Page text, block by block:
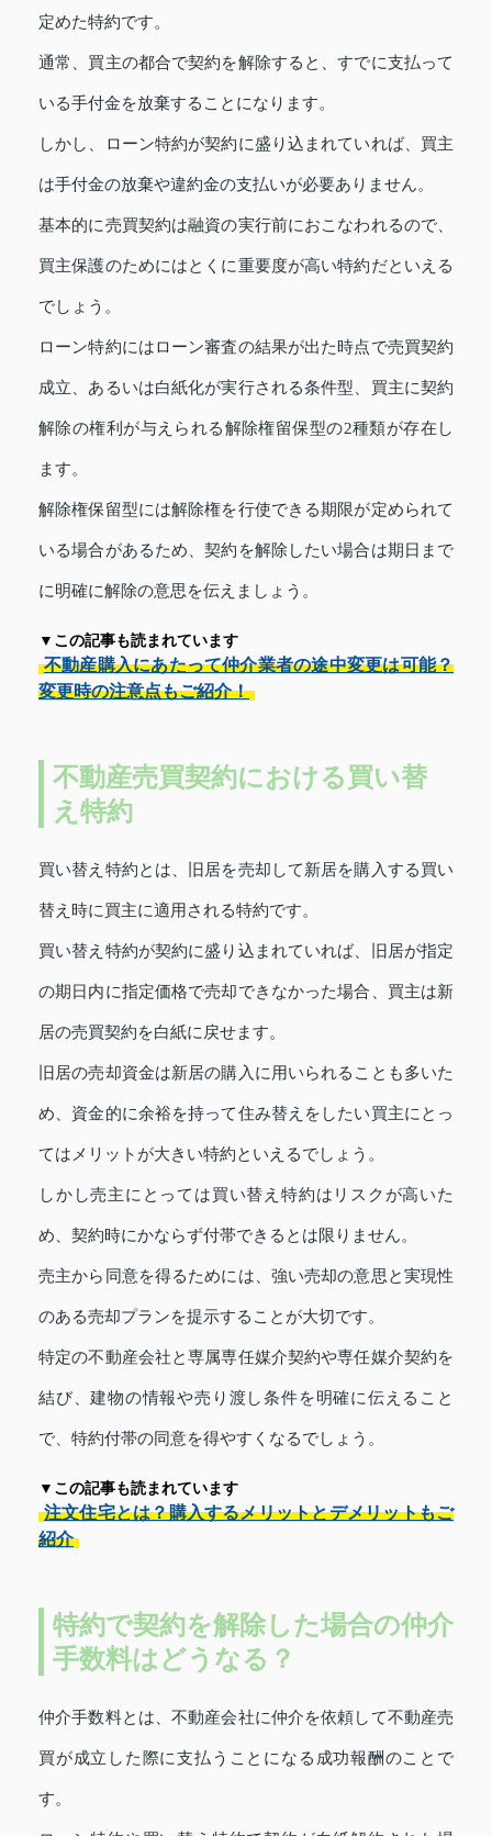
定めた特約です。
通常、買主の都合で契約を解除すると、すでに支払って
いる手付金を放棄することになります。
しかし、ローン特約が契約に盛り込まれていれば、買主
は手付金の放棄や違約金の支払いが必要ありません。
基本的に売買契約は融資の実行前におこなわれるので、
買主保護のためにはとくに重要度が高い特約だといえる
でしょう。
ローン特約にはローン審査の結果が出た時点で売買契約
成立、あるいは白紙化が実行される条件型、買主に契約
解除の権利が与えられる解除権留保型の2種類が存在し
ます。
解除権保留型には解除権を行使できる期限が定められて
いる場合があるため、契約を解除したい場合は期日まで
に明確に解除の意思を伝えましょう。
▼この記事も読まれています
不動産購入にあたって仲介業者の途中変更は可能？
変更時の注意点もご紹介！
不動産売買契約における買い替
え特約
買い替え特約とは、旧居を売却して新居を購入する買い
替え時に買主に適用される特約です。
買い替え特約が契約に盛り込まれていれば、旧居が指定
の期日内に指定価格で売却できなかった場合、買主は新
居の売買契約を白紙に戻せます。
旧居の売却資金は新居の購入に用いられることも多いた
め、資金的に余裕を持って住み替えをしたい買主にとっ
てはメリットが大きい特約といえるでしょう。
しかし売主にとっては買い替え特約はリスクが高いた
め、契約時にかならず付帯できるとは限りません。
売主から同意を得るためには、強い売却の意思と実現性
のある売却プランを提示することが大切です。
特定の不動産会社と専属専任媒介契約や専任媒介契約を
結び、建物の情報や売り渡し条件を明確に伝えること
で、特約付帯の同意を得やすくなるでしょう。
▼この記事も読まれています
注文住宅とは？購入するメリットとデメリットもご
紹介
特約で契約を解除した場合の仲介
手数料はどうなる？
仲介手数料とは、不動産会社に仲介を依頼して不動産売
買が成立した際に支払うことになる成功報酬のことで
す。